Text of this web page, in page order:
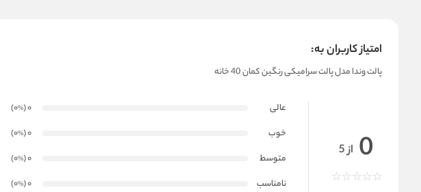
امتیاز کاربران به:
پالت وندا مدل پالت سرامیکی رنگین کمان 40 خانه
0 از 5
عالی 0
(0
%
)
خوب
0
(0
%
)
متوسط
0
(0
%
)
نامناسب
0
(0
%
)